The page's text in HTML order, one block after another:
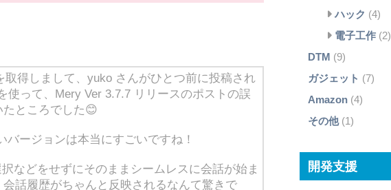
ハック (4)
電子工作 (2)
DTM (9)
ガジェット (7)
Amazon(4)
その他(1)
開発支援